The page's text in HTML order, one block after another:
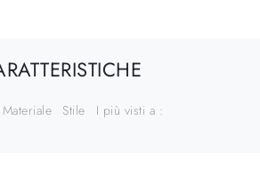
Materiale Stile I più visti a :